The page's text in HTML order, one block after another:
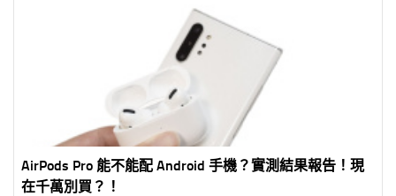
AirPods Pro 能不能配 Android 手機？實測結果報告！現
在千萬別買？！